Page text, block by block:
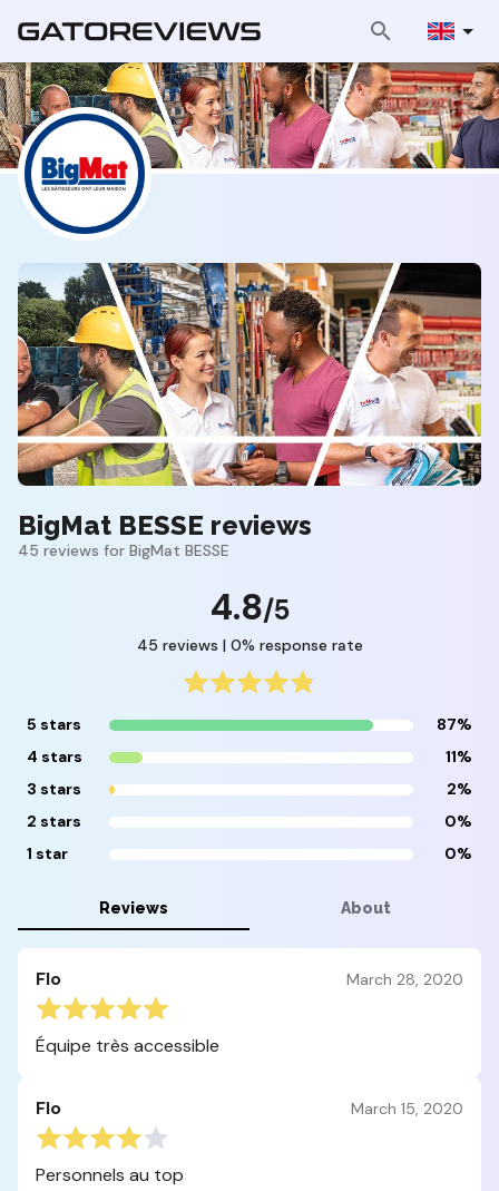
BigMat BESSE reviews
45 reviews for BigMat BESSE
4.8/5
45 reviews | 0% response rate
5 stars
87%
4 stars
11%
3 stars
2%
2 stars
0%
1 star
0%
Reviews About
Flo March 28, 2020
Équipe très accessible
Flo March 15, 2020
Personnels au top